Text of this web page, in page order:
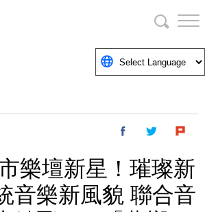
樂壇新星！璀璨新
音樂新風貌 聯合音